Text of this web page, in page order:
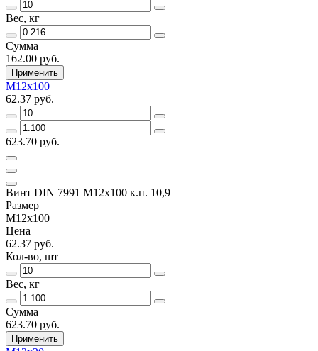
Вес, кг
Сумма
162.00 руб.
Применить
M12x100
62.37 руб.
623.70 руб.
Винт DIN 7991 M12x100 к.п. 10,9
Размер
M12x100
Цена
62.37 руб.
Кол-во, шт
Вес, кг
Сумма
623.70 руб.
Применить